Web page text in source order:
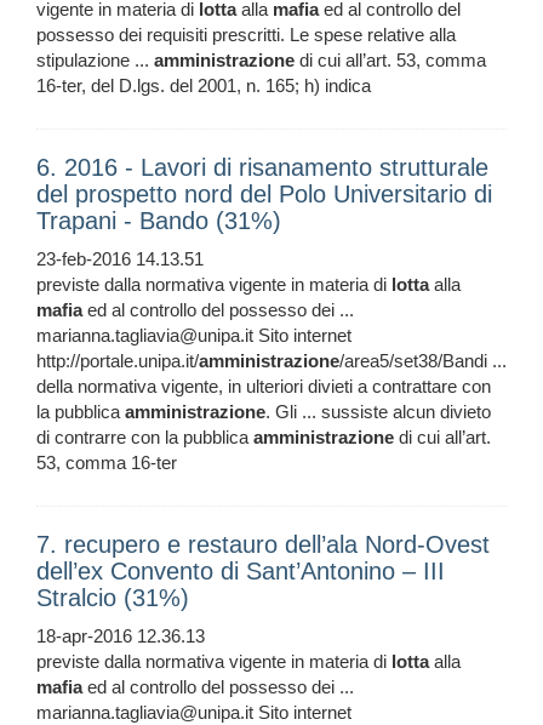
vigente in materia di lottaalla mafiaed al controllo del
possesso dei requisiti prescritti. Le spese relative alla
stipulazione ... amministrazione di cui all’art. 53, comma
16-ter, del D.lgs. del 2001, n. 165; h) indica
6. 2016 - Lavori di risanamento strutturale
del prospetto nord del Polo Universitario di
Trapani - Bando (31%)
23-feb-2016 14.13.51
previste dalla normativa vigente in materia di lottaalla
mafiaed al controllo del possesso dei ...
marianna.tagliavia@unipa.it Sito internet
http://portale.unipa.it/amministrazione/area5/set38/Bandi ...
della normativa vigente, in ulteriori divieti a contrattare con
la pubblicaamministrazione. Gli ... sussiste alcun divieto
di contrarre con la pubblicaamministrazione di cui all’art.
53, comma 16-ter
7. recupero e restauro dell’ala Nord-Ovest
dell’ex Convento di Sant’Antonino – III
Stralcio (31%)
18-apr-2016 12.36.13
previste dalla normativa vigente in materia di lottaalla
mafiaed al controllo del possesso dei ...
marianna.tagliavia@unipa.it Sito internet